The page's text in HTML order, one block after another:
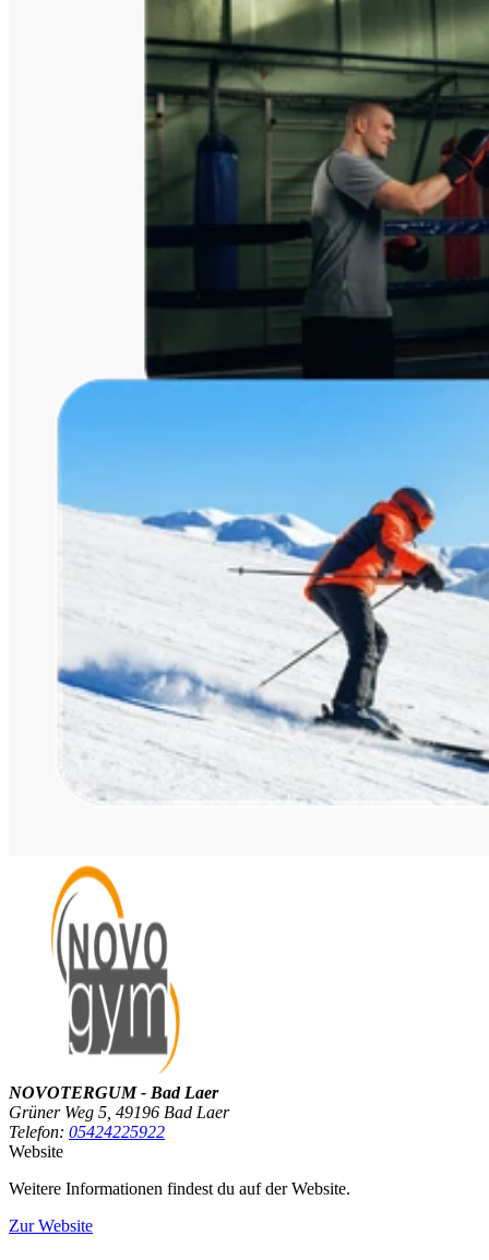
NOVOTERGUM - Bad Laer
Grüner Weg 5, 49196 Bad Laer
Telefon: 05424225922
Website
Weitere Informationen findest du auf der Website.
Zur Website